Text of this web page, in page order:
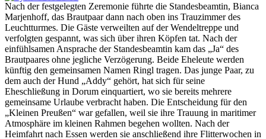
Nach der festgelegten Zeremonie führte die Standesbeamtin, Bianca
Marjenhoff, das Brautpaar dann nach oben ins Trauzimmer des
Leuchtturmes. Die Gäste verweilten auf der Wendeltreppe und
verfolgten gespannt, was sich über ihren Köpfen tat. Nach der
einfühlsamen Ansprache der Standesbeamtin kam das „Ja“ des
Brautpaares ohne jegliche Verzögerung. Beide Eheleute werden
künftig den gemeinsamen Namen Ringl tragen. Das junge Paar, zu
dem auch der Hund „Addy“ gehört, hat sich für seine
Eheschließung in Dorum einquartiert, wo sie bereits mehrere
gemeinsame Urlaube verbracht haben. Die Entscheidung für den
„Kleinen Preußen“ war gefallen, weil sie ihre Trauung in maritimer
Atmosphäre im kleinen Rahmen begehen wollten. Nach der
Heimfahrt nach Essen werden sie anschließend ihre Flitterwochen in